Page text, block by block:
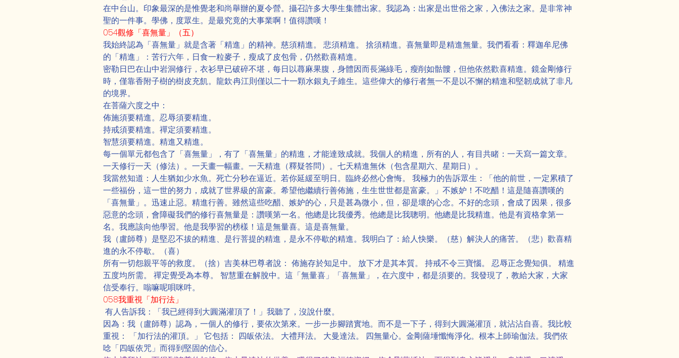
在中台山。印象最深的是惟覺老和尚舉辦的夏令營。攝召許多大學生集體出家。我認為：出家是出世俗之家，入佛法之家。是非常神
聖的一件事。學佛，度眾生。是最究竟的大事業啊！值得讚嘆！
054觀修「喜無量」（五）
我始終認為「喜無量」就是含著「精進」的精神。慈須精進。 悲須精進。 捨須精進。喜無量即是精進無量。我們看看：釋迦牟尼佛
的「精進」：苦行六年，日食一粒麥子，瘦成了皮包骨，仍然歡喜精進。
密勒日巴在山中岩洞修行，衣衫早已破碎不堪，每日以蕁麻果腹，身體因而長滿綠毛，瘦削如骷髏，但他依然歡喜精進。鏡金剛修行
時，僅靠香附子樹的樹皮充飢。龍欽·冉江則僅以二十一顆水銀丸子維生。這些偉大的修行者無一不是以不懈的精進和堅韌成就了非凡
的境界。
在菩薩六度之中：
佈施須要精進。忍辱須要精進。
持戒須要精進。禪定須要精進。
智慧須要精進。精進又精進。
每一個單元都包含了「喜無量」，有了「喜無量」的精進，才能達致成就。我個人的精進，所有的人，有目共睹：一天寫一篇文章。
一天修行一天（修法）。一天畫一幅畫。一天精進（釋疑答問）。七天精進無休（包含星期六、星期日）。
我當然知道：人生猶如少水魚。死亡分秒在逼近。若你延緩至明日。臨終必然心會悔。 我極力的告訴眾生：「他的前世，一定累積了
一些福份，這一世的努力，成就了世界級的富豪。希望他繼續行善佈施，生生世世都是富豪。」不嫉妒！不吃醋！這是隨喜讚嘆的
「喜無量」。迅速止惡。精進行善。雖然這些吃醋、嫉妒的心，只是甚為微小，但，卻是壞的心念。不好的念頭，會成了因果，很多
惡意的念頭，會障礙我們的修行喜無量是：讚嘆第一名。他總是比我優秀。他總是比我聰明。他總是比我精進。他是有資格拿第一
名。我應該向他學習。他是我學習的榜樣！這是無量喜。這是喜無量。
我（盧師尊）是堅忍不拔的精進、是行菩提的精進，是永不停歇的精進。我明白了：給人快樂。（慈）解決人的痛苦。（悲）歡喜精
進的永不停歇。（喜）
所有一切怨親平等的救度。（捨）吉美·林巴尊者說： 佈施存於知足中。 放下才是其本質。 持戒不令三寶惱。 忍辱正念覺知俱。 精進
五度均所需。 禪定覺受為本尊。 智慧重在解脫中。這「無量喜」「喜無量」，在六度中，都是須要的。我發現了，教給大家，大家
信受奉行。嗡嘛呢唄咪吽。
058我重視「加行法」
有人告訴我：「我已經得到大圓滿灌頂了！」我聽了，沒說什麼。
因為：我（盧師尊）認為，一個人的修行，要依次第來。一步一步腳踏實地。而不是一下子，得到大圓滿灌頂，就沾沾自喜。我比較
重視： 「加行法的灌頂。」 它包括： 四皈依法。 大禮拜法。 大曼達法。 四無量心。金剛薩埵懺悔淨化。根本上師瑜伽法。我們依
唸「四皈依咒」而得到堅固的信心。